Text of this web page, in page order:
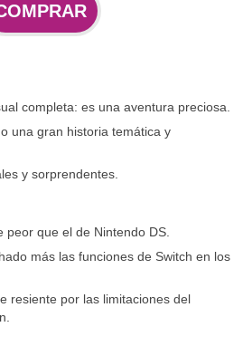
completa: es una aventura preciosa.
una gran historia temática y
y sorprendentes.
peor que el de Nintendo DS.
más las funciones de Switch en los
resiente por las limitaciones del